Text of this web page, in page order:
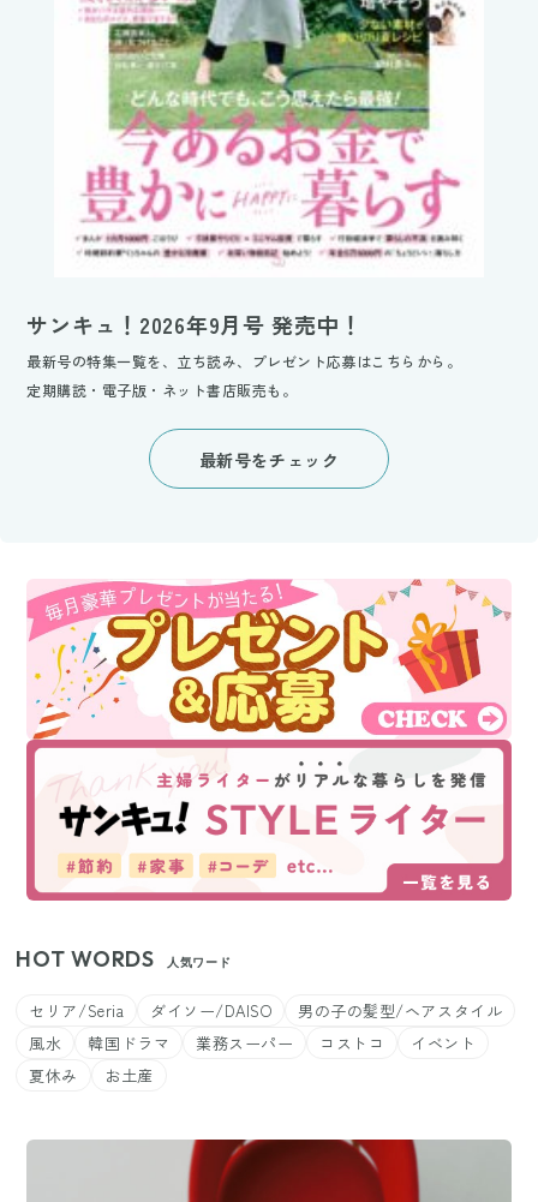
サンキュ！2026年9月号 発売中！
最新号の特集一覧を、立ち読み、プレゼント応募はこちらから。
定期購読・電子版・ネット書店販売も。
最新号をチェック
HOT WORDS 人気ワード
セリア/Seria ダイソー/DAISO
男の子の髪型/ヘアスタイル
風水
韓国ドラマ 業務スーパー コストコ
イベント
夏休み
お土産